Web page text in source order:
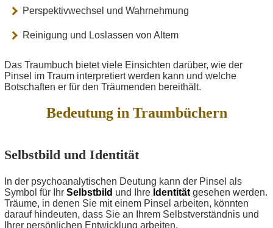
Perspektivwechsel und Wahrnehmung
Reinigung und Loslassen von Altem
Das Traumbuch bietet viele Einsichten darüber, wie der
Pinsel im Traum interpretiert werden kann und welche
Botschaften er für den Träumenden bereithält.
Bedeutung in Traumbüchern
Selbstbild und Identität
In der psychoanalytischen Deutung kann der Pinsel als
Symbol für Ihr Selbstbild und Ihre Identität gesehen werden.
Träume, in denen Sie mit einem Pinsel arbeiten, könnten
darauf hindeuten, dass Sie an Ihrem Selbstverständnis und
Ihrer persönlichen Entwicklung arbeiten.